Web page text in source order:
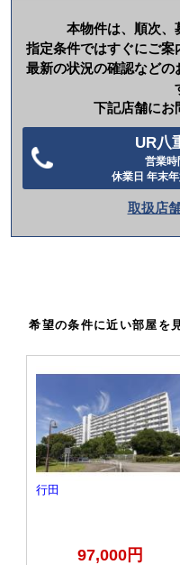
本物件は、順次、
指定条件ではすぐにご案
最新の状況の確認などの
下記店舗にお
UR八
営業
休業日 年末
取扱店
希望の条件に近い部屋を
行田
97,000円